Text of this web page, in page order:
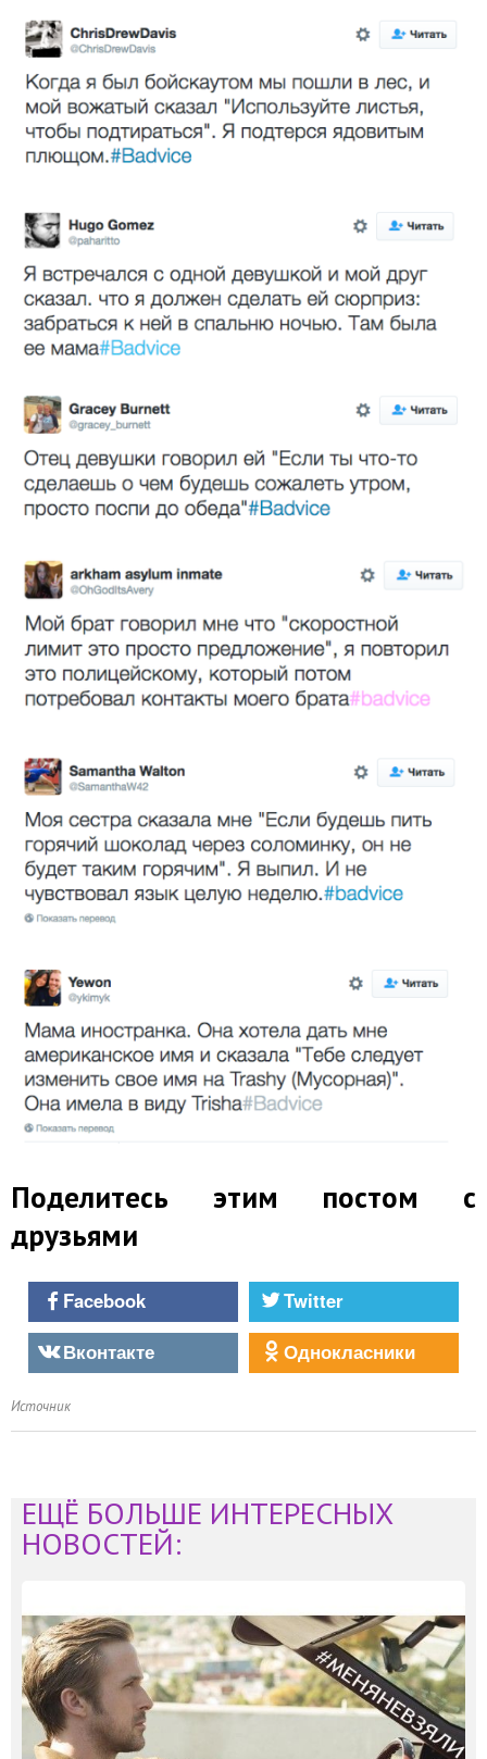
Поделитесь этим постом с
друзьями
Facebook
Twitter
Вконтакте
Однокласники
Источник
ЕЩЁ БОЛЬШЕ ИНТЕРЕСНЫХ
НОВОСТЕЙ: